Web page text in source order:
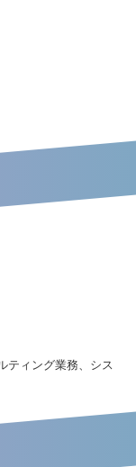
ティング業務、シス